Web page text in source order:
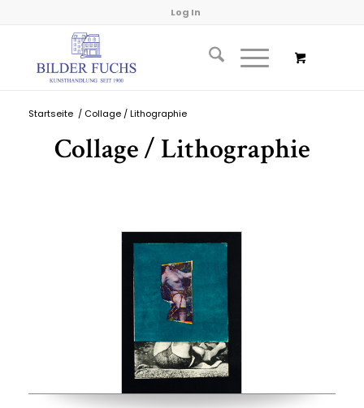
Log In
Startseite / Collage / Lithographie
Collage / Lithographie